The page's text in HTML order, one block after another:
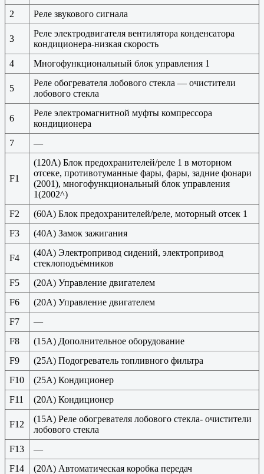
2
Реле звукового сигнала
3
Реле электродвигателя вентилятора конденсатора
кондиционера-низкая скорость
4
Многофункциональный блок управления 1
5
Реле обогревателя лобового стекла — очистители
лобового стекла
6
Реле электромагнитной муфты компрессора
кондиционера
7
—
F1
(120A) Блок предохранителей/реле 1 в моторном
отсеке, противотуманные фары, фары, задние фонари
(2001), многофункциональный блок управления
1(2002^)
F2
(60A) Блок предохранителей/реле, моторный отсек 1
F3
(40А) Замок зажигания
F4
(40А) Электропривод сидений, электропривод
стеклоподъёмников
F5
(20А) Управление двигателем
F6
(20А) Управление двигателем
F7
—
F8
(15А) Дополнительное оборудование
F9
(25А) Подогреватель топливного фильтра
F10
(25А) Кондиционер
F11
(20А) Кондиционер
F12
(15A) Реле обогревателя лобового стекла- очистители
лобового стекла
F13
—
F14
(20A) Автоматическая коробка передач